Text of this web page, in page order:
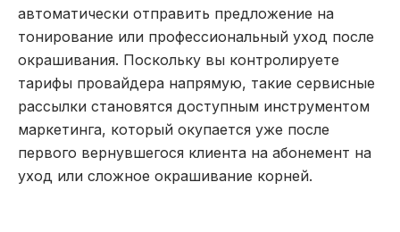
автоматически отправить предложение на
тонирование или профессиональный уход после
окрашивания. Поскольку вы контролируете
тарифы провайдера напрямую, такие сервисные
рассылки становятся доступным инструментом
маркетинга, который окупается уже после
первого вернувшегося клиента на абонемент на
уход или сложное окрашивание корней.